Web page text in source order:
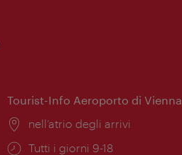
Tourist-Info Aeroporto di Vienna
Posizione:
nell’atrio degli arrivi
Orari
Tutti i giorni 9-18